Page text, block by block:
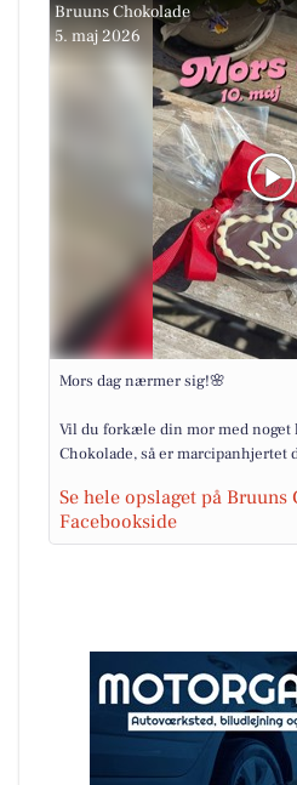
Bruuns Chokolade
5. maj 2026
Mors dag nærmer sig!🌸
Vil du forkæle din mor med
Chokolade, så er marcipanhjertet
Se hele opslaget på Bruuns
Facebookside